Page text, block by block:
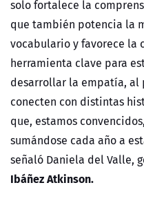
solo fortalece la
que también potencia la
vocabulario y favorece la
herramienta clave para
desarrollar la empatía,
conecten con distintas
que, estamos
sumándose cada año a
señaló Daniela del Valle,
Ibáñez Atkinson.